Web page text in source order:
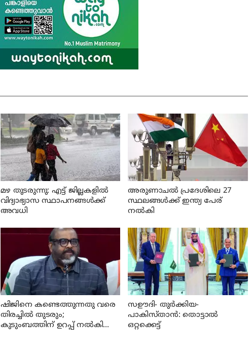
മഴ തുടരുന്നു: എട്ട് ജില്ലകളില്‍
വിദ്യാഭ്യാസ സ്ഥാപനങ്ങള്‍ക്ക്
അവധി
അരുണാചല്‍ പ്രദേശിലെ 27
സ്ഥലങ്ങള്‍ക്ക് ഇന്ത്യ പേര്
നല്‍കി
ഷിജിനെ കണ്ടെത്തുന്നതു വരെ
തിരച്ചില്‍ തുടരും;
കുടുംബത്തിന് ഉറപ്പ് നല്‍കി
സഊദി- തുർക്കിയ-
പാകിസ്താൻ: തൊട്ടാൽ
ഒറ്റക്കെട്ട്